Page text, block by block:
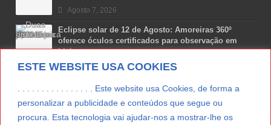
ESTE WEBSITE USA COOKIES
. . . . . . . . . . . . . . . . Este website usa Cookies, de forma a
personalizar a publicidade e conteúdos que segue ou
procura. Esta tecnologia vai ajudar-nos a mostrar-lhe os
Agosto 7, 2026
Eclipse solar de 12 de Agosto: Amoreiras 360º
oferece óculos certificados para observação em
Lisboa
Agosto 7, 2026
Lua Afonso vence prémio internacional de liderança
Agosto 7, 2026